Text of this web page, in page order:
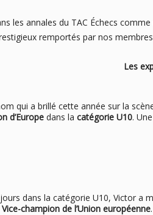
les annales du TAC Échecs
remportés par nos
Les exploits
qui a brillé cette année sur la
d’Europe dans la catégorie U10.
dans la catégorie U10, Victor a
Vice-champion de l’Union européenne